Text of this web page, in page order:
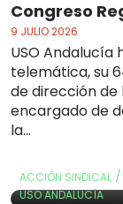
Congreso
9 JULIO 2026
USO
telemática, su
de dirección
encargado de
la...
ACCIÓN SINDICAL /
USO ANDALUCÍA